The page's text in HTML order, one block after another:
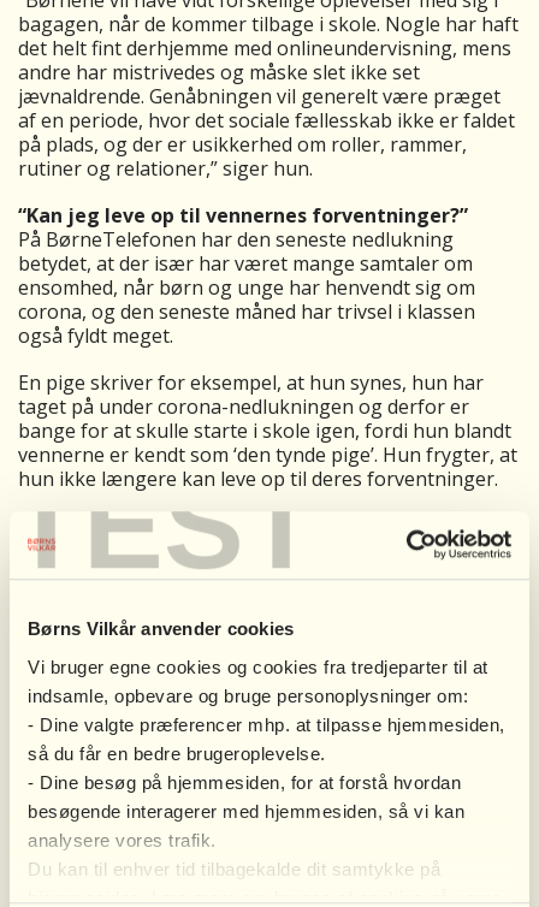
TEST
Børns Vilkår anvender cookies
Vi bruger egne cookies og cookies fra tredjeparter til at
indsamle, opbevare og bruge personoplysninger om:
- Dine valgte præferencer mhp. at tilpasse hjemmesiden,
så du får en bedre brugeroplevelse.
- Dine besøg på hjemmesiden, for at forstå hvordan
besøgende interagerer med hjemmesiden, så vi kan
analysere vores trafik.
Du kan til enhver tid tilbagekalde dit samtykke på
bagagen, når de kommer tilbage i skole. Nogle har haft
det helt fint derhjemme med onlineundervisning, mens
andre har mistrivedes og måske slet ikke set
jævnaldrende. Genåbningen vil generelt være præget
af en periode, hvor det sociale fællesskab ikke er faldet
på plads, og der er usikkerhed om roller, rammer,
rutiner og relationer,” siger hun.
“Kan jeg leve op til vennernes forventninger?”
På BørneTelefonen har den seneste nedlukning
betydet, at der især har været mange samtaler om
ensomhed, når børn og unge har henvendt sig om
corona, og den seneste måned har trivsel i klassen
også fyldt meget.
En pige skriver for eksempel, at hun synes, hun har
taget på under corona-nedlukningen og derfor er
bange for at skulle starte i skole igen, fordi hun blandt
vennerne er kendt som ‘den tynde pige’. Hun frygter, at
hun ikke længere kan leve op til deres forventninger.
”Eksemplet understreger, hvorfor det er så vigtigt, at vi
har fokus på at få alle godt tilbage i fællesskaberne i
den kommende tid. For mange børn og unge vil
opleve usikkerhed og angst for, om det hele nu også
på, at nogle børn også vil opleve en bekymring for, om
de er kommet bagud i skolen.
Sådan kan forældre bakke op om
klassefællesskabet
Skolen spiller en nøglerolle i trivselsarbejdet, men også
forældrene kan gøre meget, siger Sanne Lind:
”Nogle børn vil måske i starten have brug for
særaftaler, som forældre kan aftale nærmere med